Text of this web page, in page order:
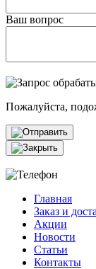
Ваш вопрос
Пожалуйста,
Главная
Заказ и
Акции
Новости
Статьи
Контакты